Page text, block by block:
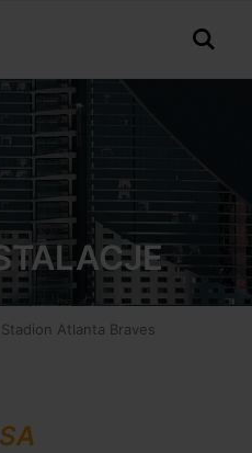
Stadion Atlanta Braves